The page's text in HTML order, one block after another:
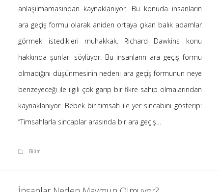
Yasemin Aydoğdu - Kendime Düşünceler
10 Kasım 2024
-
10 Kasım 2024
Ayfer Kaya-Saçı Örtmek Kur’an’ın Emri midir?
-
30 Nisan 2020
laçin-Saçı Örtmek Kur’an’ın Emri midir?
anlaşılmamasından kaynaklanıyor. Bu konuda insanların
ara geçiş formu olarak aniden ortaya çıkan balık adamlar
görmek istedikleri muhakkak. Richard Dawkins konu
hakkında şunları söylüyor: Bu insanların ara geçiş formu
olmadığını düşünmesinin nedeni ara geçiş formunun neye
benzeyeceği ile ilgili çok garip bir fikre sahip olmalarından
kaynaklanıyor. Bebek bir timsah ile yer sincabını gösterip:
“Timsahlarla sincaplar arasında bir ara geçiş…
Bilim